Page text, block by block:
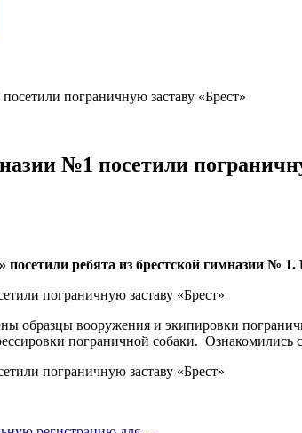
пограничную заставу «Брест»
№1 посетили
посетили ребята из брестской гимназии
образцы вооружения и экипировки
пограничной собаки.